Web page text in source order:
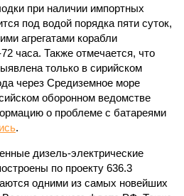
при наличии импортных
под водой порядка пяти суток,
агрегатами корабли
часа. Также отмечается, что
только в сирийском
через Средиземное море
оборонном ведомстве
о проблеме с батареями
.
дизель-электрические
по проекту 636.3
одними из самых новейших